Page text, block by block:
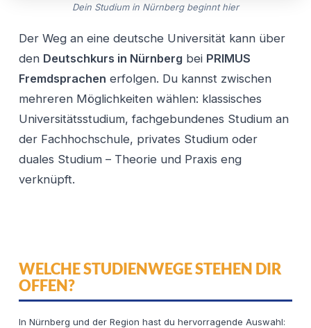
Dein Studium in Nürnberg beginnt hier
Der Weg an eine deutsche Universität kann über
den Deutschkurs in Nürnberg bei PRIMUS
Fremdsprachen erfolgen. Du kannst zwischen
mehreren Möglichkeiten wählen: klassisches
Universitätsstudium, fachgebundenes Studium an
der Fachhochschule, privates Studium oder
duales Studium – Theorie und Praxis eng
verknüpft.
WELCHE STUDIENWEGE STEHEN DIR
OFFEN?
In Nürnberg und der Region hast du hervorragende Auswahl: